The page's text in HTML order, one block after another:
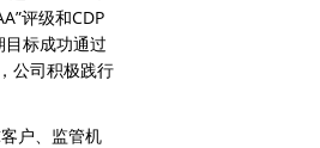
评级和CDP
目标成功通过
公司积极践行
户、监管机